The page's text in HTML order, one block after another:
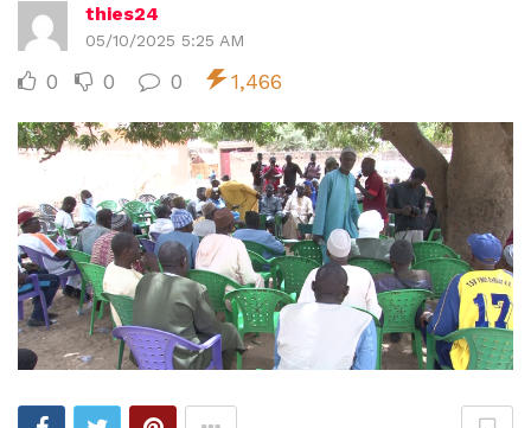
thies24
05/10/2025 5:25 AM
0 0 0 1,466